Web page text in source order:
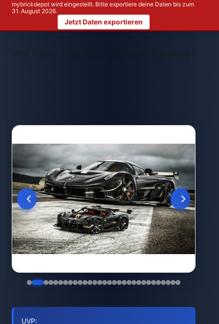
mybrickdepot wird eingestellt. Bitte exportiere deine Daten bis zum
31. August 2026.
Jetzt Daten exportieren
LEGO Themen > LEGO 42232 Koenigsegg
UVP: